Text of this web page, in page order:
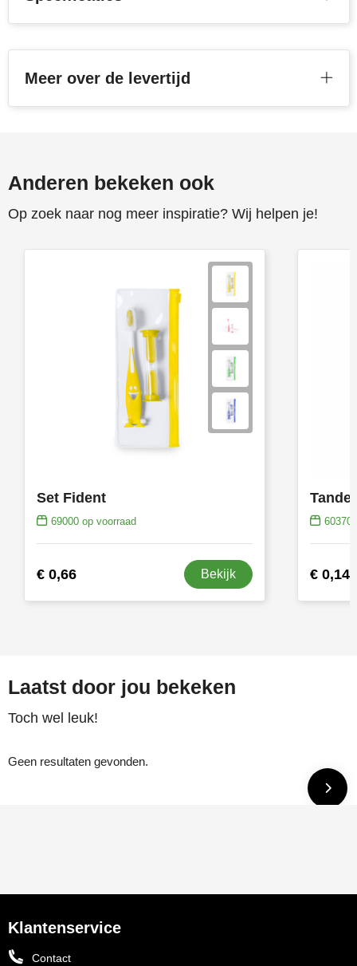
Vinga
Meer over de levertijd
Anderen bekeken ook
Op zoek naar nog meer inspiratie? Wij helpen je!
Set Fident
69000op voorraad
€ 0,66 Bekijk
60370
€ 0,14
Laatst door jou bekeken
Toch wel leuk!
Geen resultaten gevonden.
Klantenservice
Contact